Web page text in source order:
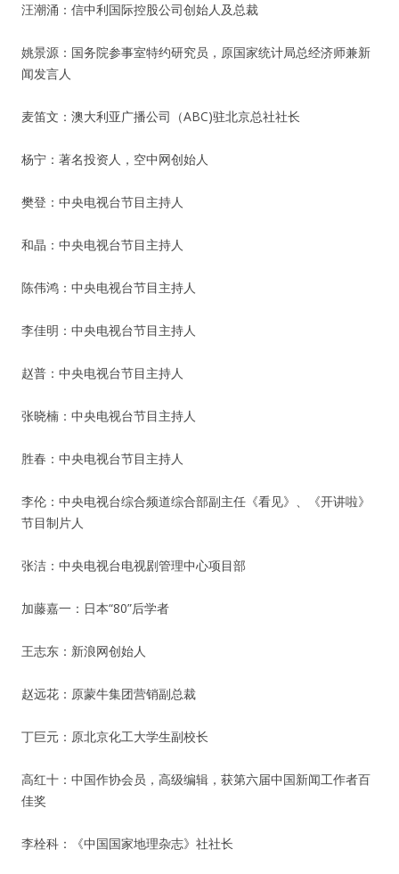
汪潮涌：信中利国际控股公司创始人及总裁
姚景源：国务院参事室特约研究员，原国家统计局总经济师兼新
闻发言人
麦笛文：澳大利亚广播公司（ABC)驻北京总社社长
杨宁：著名投资人，空中网创始人
樊登：中央电视台节目主持人
和晶：中央电视台节目主持人
陈伟鸿：中央电视台节目主持人
李佳明：中央电视台节目主持人
赵普：中央电视台节目主持人
张晓楠：中央电视台节目主持人
胜春：中央电视台节目主持人
李伦：中央电视台综合频道综合部副主任《看见》、《开讲啦》
节目制片人
张洁：中央电视台电视剧管理中心项目部
加藤嘉一：日本“80”后学者
王志东：新浪网创始人
赵远花：原蒙牛集团营销副总裁
丁巨元：原北京化工大学生副校长
高红十：中国作协会员，高级编辑，获第六届中国新闻工作者百
佳奖
李栓科：《中国国家地理杂志》社社长